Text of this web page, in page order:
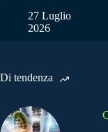
27 Luglio
2026
Di tendenza